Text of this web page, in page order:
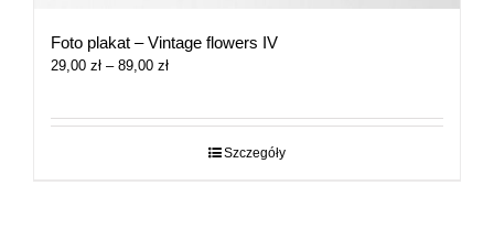
Foto plakat – Vintage flowers IV
29,00 zł – 89,00 złZakres
29,00 zł
Szczegóły